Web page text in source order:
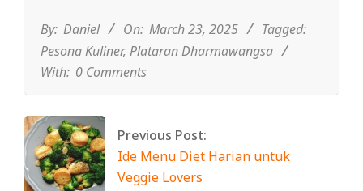
23
By: Daniel On: March 23, 2025
Tagged:
Pesona Kuliner, Plataran Dharmawangsa
With: 0 Comments
Previous Post:
Ide Menu Diet Harian untuk
Veggie Lovers